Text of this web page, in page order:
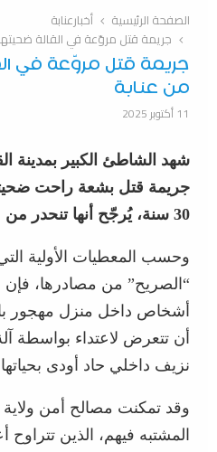
الصفحة الرئيسية
أخبارعنابة
جريمة قتل مروّعة في القالة
جريمة قتل مروّعة في
من عنابة
11 أكتوبر 2025
شهد الشاطئ الكبير بمدينة
جريمة قتل بشعة راحت
30 سنة، يُرجّح أنها تنحدر من مدينة عنابة.
وحسب المعطيات الأولية
“الصريح” من مصادرها، فإن
أشخاص داخل منزل مهجور
أن تتعرض لاعتداء بواسطة
نزيف داخلي حاد أودى
وقد تمكنت مصالح أمن